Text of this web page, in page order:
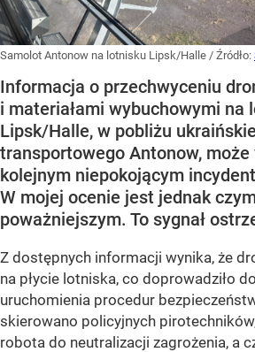
Samolot Antonow na lotnisku Lipsk/Halle / Źródło:
Informacja o przechwyceniu
i materiałami wybuchowymi na
Lipsk/Halle, w pobliżu
transportowego Antonow, może
kolejnym niepokojącym
W mojej ocenie jest jednak
poważniejszym. To sygnał
Z dostępnych informacji wynika, że
na płycie lotniska, co doprowadziło
uruchomienia procedur
skierowano policyjnych
robota do neutralizacji zagrożenia, a